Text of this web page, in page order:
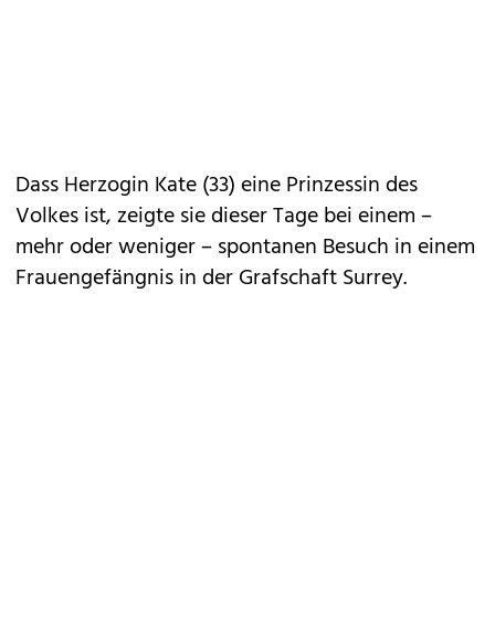
Dass Herzogin Kate (33) eine Prinzessin des
Volkes ist, zeigte sie dieser Tage bei einem –
mehr oder weniger – spontanen Besuch in einem
Frauengefängnis in der Grafschaft Surrey.